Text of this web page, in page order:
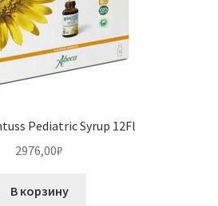
Pediatric Syrup 12Fl
2976,00₽
В корзину